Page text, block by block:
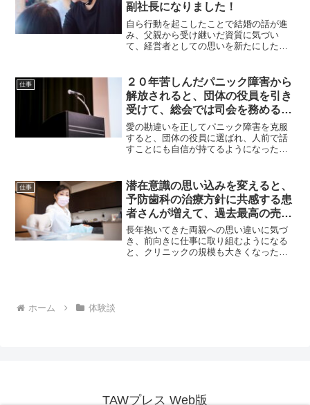
副社長になりました！
自ら行動を起こしたことで結婚の話が進
み、父親から受け継いだ資質に気づい
て、経営者としての思いを新たにしたと
長
MAKIさん 千葉県在住スタッフがよ
く...
仕事
２０年苦しんだパニック障害から
解放されると、団体の役員を引き
受けて、総会では司会を務めるこ
とができました！
愛の勘違いを正してパニック障害を克服
すると、団体の役員に選ばれ、人前で話
すことにも自信が持てるようになったと
カウンセラー佐藤礼子さん栃木県在住パ
ニック障害の発症と義理の両親...
仕事
潜在意識の思い込みを変えると、
予防歯科の治療方針に共感する患
者さんが増えて、過去最高の売上
げになりました！
長年抱いてきた両親への思い違いに気づ
き、前向きに仕事に取り組むようになる
と、クリニックの規模も大きくなったと
ホーム
体験談
TAWプレス Web版